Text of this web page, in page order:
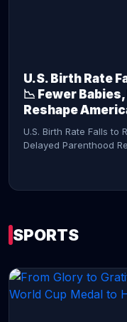
U.S. Birth Rate
📉 Fewer
Reshape
U.S. Birth Rate Falls to
Delayed Parenthood
SPORTS